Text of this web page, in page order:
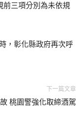
前三項分別為未依規
，彰化縣政府再次呼
下一篇文章
桃園警強化取締酒駕